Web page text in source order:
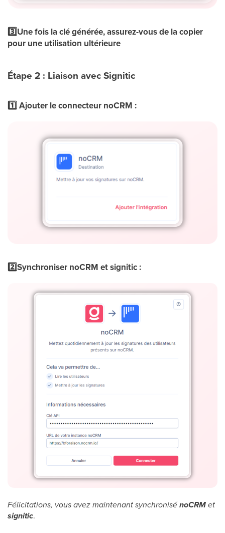
3️⃣Une fois la clé générée, assurez-vous de la copier
pour une utilisation ultérieure
Étape 2 : Liaison avec Signitic
1️⃣ Ajouter le connecteur noCRM :
2️⃣Synchroniser noCRM et signitic :
Félicitations, vous avez maintenant synchronisénoCRMet
signitic.